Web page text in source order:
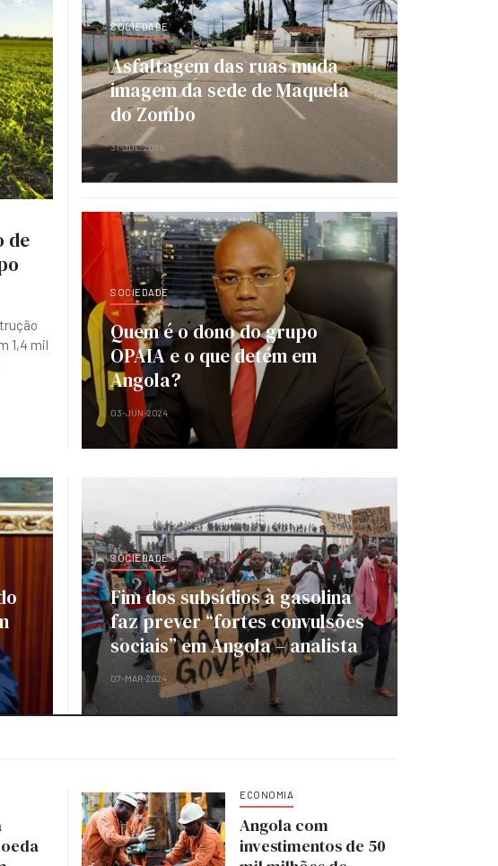
1,4 mil
SOCIEDADE
Asfaltagem das ruas muda
imagem da sede de Maquela
do Zombo
31-JUL-2024
SOCIEDADE
Quem é o dono do grupo
OPAIA e o que detém em
Angola?
03-JUN-2024
SOCIEDADE
Fim dos subsídios à gasolina
faz prever “fortes convulsões
sociais” em Angola – analista
07-MAR-2024
ECONOMIA
Angola com
investimentos de 50